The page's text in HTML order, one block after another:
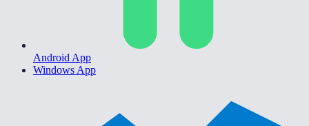
Android App
Windows App